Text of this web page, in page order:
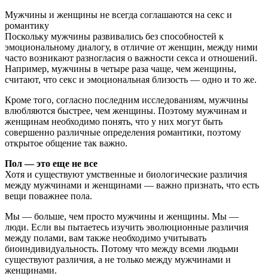
Мужчины и женщины не всегда соглашаются на секс и
романтику
Поскольку мужчины развивались без способностей к
эмоциональному диалогу, в отличие от женщин, между ними
часто возникают разногласия о важности секса и отношений.
Например, мужчины в четыре раза чаще, чем женщины,
считают, что секс и эмоциональная близость — одно и то же.
Кроме того, согласно последним исследованиям, мужчины
влюбляются быстрее, чем женщины. Поэтому мужчинам и
женщинам необходимо понять, что у них могут быть
совершенно различные определения романтики, поэтому
открытое общение так важно.
Пол — это еще не все
Хотя и существуют умственные и биологические различия
между мужчинами и женщинами — важно признать, что есть
вещи поважнее пола.
Мы — больше, чем просто мужчины и женщины. Мы —
люди. Если вы пытаетесь изучить эволюционные различия
между полами, вам также необходимо учитывать
биоиндивидуальность. Потому что между всеми людьми
существуют различия, а не только между мужчинами и
женщинами.